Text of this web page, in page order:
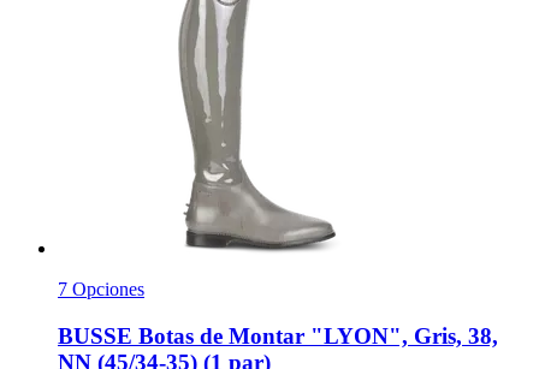
7 Opciones
BUSSE Botas de Montar "LYON", Gris, 38,
NN (45/34-​35) (1 par)